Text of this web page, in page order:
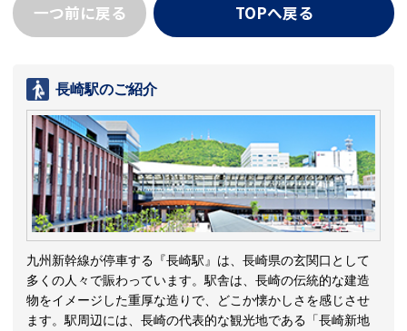
一つ前に戻る TOPへ戻る
長崎駅のご紹介
九州新幹線が停車する『長崎駅』は、長崎県の玄関口として
多くの人々で賑わっています。駅舎は、長崎の伝統的な建造
物をイメージした重厚な造りで、どこか懐かしさを感じさせ
ます。駅周辺には、長崎の代表的な観光地である「長崎新地